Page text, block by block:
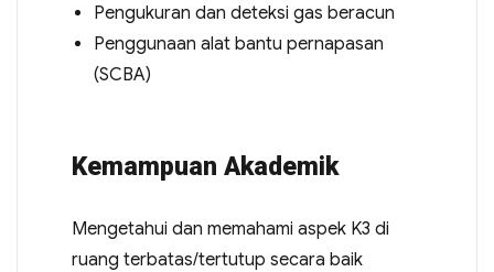
Pengukuran dan deteksi gas beracun
Penggunaan alat bantu pernapasan
(SCBA)
Kemampuan Akademik
Mengetahui dan memahami aspek K3 di
ruang terbatas/tertutup secara baik